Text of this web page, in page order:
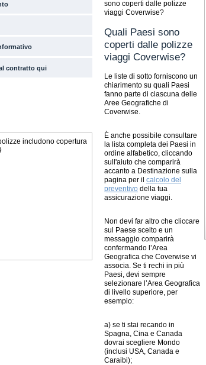
contratto qui
sono coperti dalle polizze
viaggi Coverwise?
Quali Paesi sono
coperti dalle polizze
viaggi Coverwise?
Le liste di sotto forniscono un
chiarimento su quali Paesi
fanno parte di ciascuna delle
Aree Geografiche di
Coverwise.
È anche possibile consultare
la lista completa dei Paesi in
ordine alfabetico, cliccando
sull'aiuto che comparirà
accanto a Destinazione sulla
pagina per il calcolo del
preventivo della tua
assicurazione viaggi.
Non devi far altro che cliccare
sul Paese scelto e un
messaggio comparirà
confermando l’Area
Geografica che Coverwise vi
associa. Se ti rechi in più
Paesi, devi sempre
selezionare l’Area Geografica
di livello superiore, per
esempio:
a) se ti stai recando in
Spagna, Cina e Canada
dovrai scegliere Mondo
(inclusi USA, Canada e
Caraibi);